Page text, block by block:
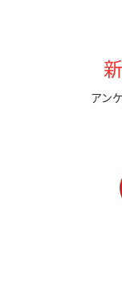
アン